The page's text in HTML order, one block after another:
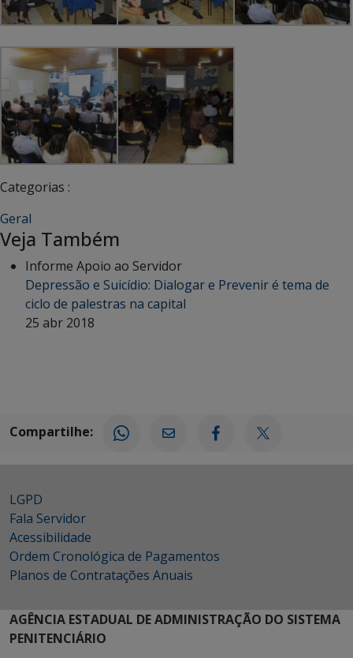
Categorias :
Geral
Veja Também
Informe Apoio ao Servidor
Depressão e Suicídio: Dialogar e Prevenir é tema de
ciclo de palestras na capital
25 abr 2018
Compartilhe:
LGPD
Fala Servidor
Acessibilidade
Ordem Cronológica de Pagamentos
Planos de Contratações Anuais
AGÊNCIA ESTADUAL DE ADMINISTRAÇÃO DO SISTEMA
PENITENCIÁRIO